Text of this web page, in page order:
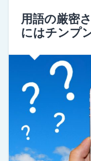
用語の厳密
にはチンプ